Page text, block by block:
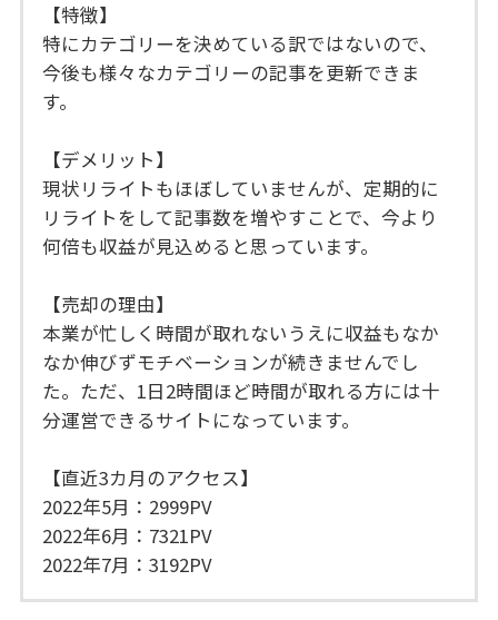
【特徴】
特にカテゴリーを決めている訳ではないので、
今後も様々なカテゴリーの記事を更新できま
す。
【デメリット】
現状リライトもほぼしていませんが、定期的に
リライトをして記事数を増やすことで、今より
何倍も収益が見込めると思っています。
【売却の理由】
本業が忙しく時間が取れないうえに収益もなか
なか伸びずモチベーションが続きませんでし
た。ただ、1日2時間ほど時間が取れる方には十
分運営できるサイトになっています。
【直近3カ月のアクセス】
2022年5月：2999PV
2022年6月：7321PV
2022年7月：3192PV